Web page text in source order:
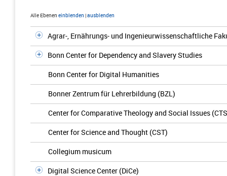
Alle Ebenen einblenden |ausblenden
Agrar-, Ernährungs- und Ingenieurwissenschaftliche
Bonn Center for Dependency and Slavery Studies
Bonn Center for Digital Humanities
Bonner Zentrum für Lehrerbildung (BZL)
Center for Comparative Theology and Social Issues
Center for Science and Thought (CST)
Collegium musicum
Digital Science Center (DiCe)